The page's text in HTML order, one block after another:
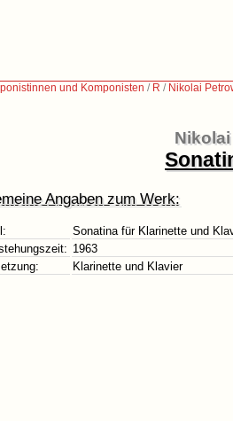
und Komponisten / R / Nikolai
Angaben zum Werk:
Sonatina für Klarinette und
1963
Klarinette und Klavier